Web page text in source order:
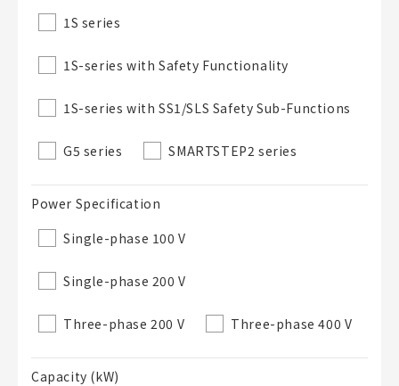
1S series
1S-series with Safety Functionality
1S-series with SS1/SLS Safety Sub-Functions
G5 series SMARTSTEP2 series
Power Specification
Single-phase 100 V
Single-phase 200 V
Three-phase 200 V Three-phase 400 V
Capacity (kW)
新建檔案夾
既存檔案夾內新建BOM表
直接建立新BOM表
BOM表名稱 必要
50字以內
BOM表說明 的